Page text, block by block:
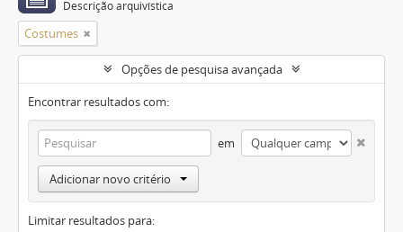
Descrição arquivística
Costumes
Opções de pesquisa avançada
Encontrar resultados com:
em
Adicionar novo critério
Limitar resultados para: